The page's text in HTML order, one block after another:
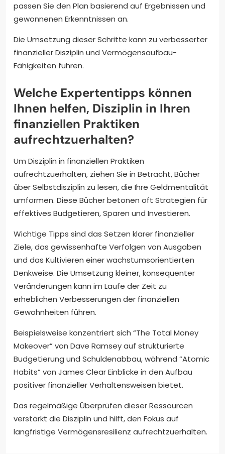
passen Sie den Plan basierend auf Ergebnissen und
gewonnenen Erkenntnissen an.
Die Umsetzung dieser Schritte kann zu verbesserter
finanzieller Disziplin und Vermögensaufbau-
Fähigkeiten führen.
Welche Expertentipps können
Ihnen helfen, Disziplin in Ihren
finanziellen Praktiken
aufrechtzuerhalten?
Um Disziplin in finanziellen Praktiken
aufrechtzuerhalten, ziehen Sie in Betracht, Bücher
über Selbstdisziplin zu lesen, die Ihre Geldmentalität
umformen. Diese Bücher betonen oft Strategien für
effektives Budgetieren, Sparen und Investieren.
Wichtige Tipps sind das Setzen klarer finanzieller
Ziele, das gewissenhafte Verfolgen von Ausgaben
und das Kultivieren einer wachstumsorientierten
Denkweise. Die Umsetzung kleiner, konsequenter
Veränderungen kann im Laufe der Zeit zu
erheblichen Verbesserungen der finanziellen
Gewohnheiten führen.
Beispielsweise konzentriert sich “The Total Money
Makeover” von Dave Ramsey auf strukturierte
Budgetierung und Schuldenabbau, während “Atomic
Habits” von James Clear Einblicke in den Aufbau
positiver finanzieller Verhaltensweisen bietet.
Das regelmäßige Überprüfen dieser Ressourcen
verstärkt die Disziplin und hilft, den Fokus auf
langfristige Vermögensresilienz aufrechtzuerhalten.